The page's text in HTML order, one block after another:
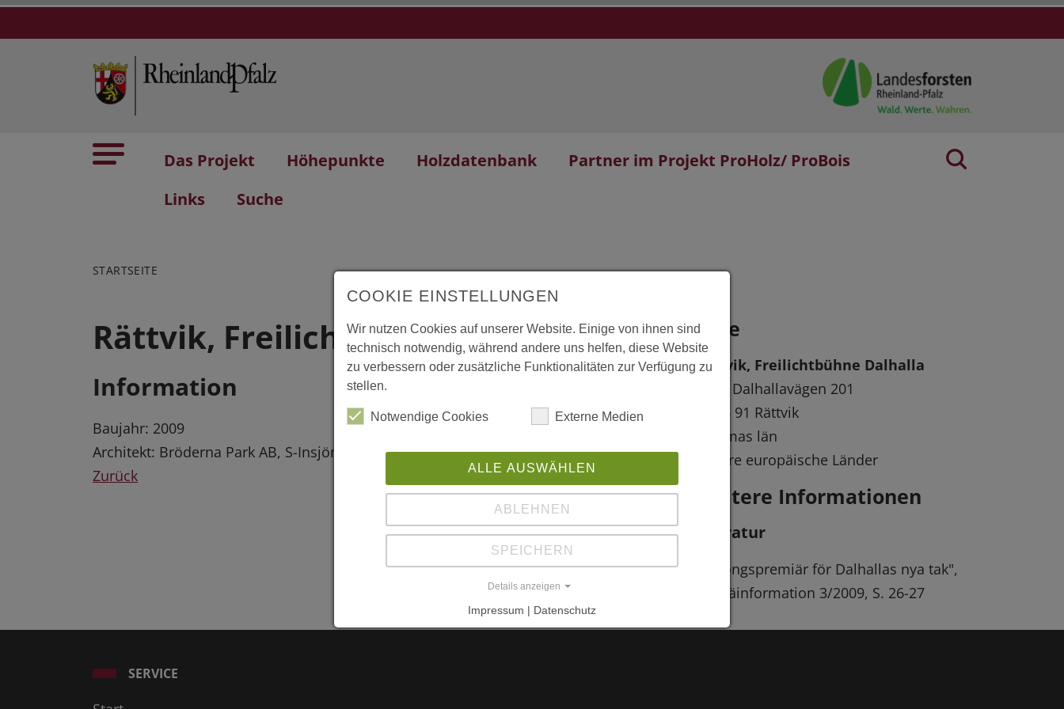
Das Projekt Höhepunkte Holzdatenbank
Partner im Projekt ProHolz/ ProBois
Links
Suche
STARTSEITE
Rättvik, Freilichtbühne Dalhalla
Information
Baujahr: 2009
Architekt: Bröderna Park AB, S-Insjön
Zurück
Lage
Rättvik, Freilichtbühne Dalhalla
Sätra Dalhallavägen 201
S-795 91 Rättvik
Dalamas län
Andere europäische Länder
Weitere Informationen
Literatur
"Säsongspremiär för Dalhallas nya tak",
in: Träinformation 3/2009, S. 26-27
SERVICE
COOKIE EINSTELLUNGEN
Wir nutzen Cookies auf unserer Website. Einige von ihnen sind
technisch notwendig, während andere uns helfen, diese Website
zu verbessern oder zusätzliche Funktionalitäten zur Verfügung zu
stellen.
Notwendige Cookies Externe Medien
ALLE AUSWÄHLEN
ABLEHNEN
SPEICHERN
Details anzeigen
Impressum | Datenschutz